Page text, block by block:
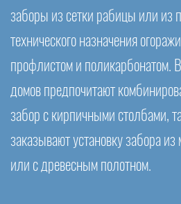
заборы из сетки рабицы или из
технического назначения
профлистом и поликарбонатом.
домов предпочитают
забор с кирпичными столбами,
заказывают установку забора
или с древесным полотном.